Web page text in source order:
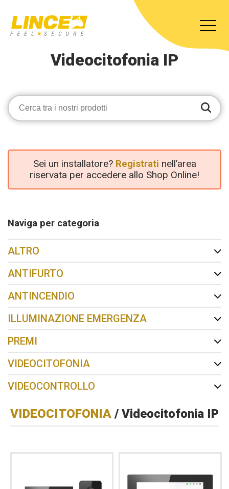
Videocitofonia IP
Sei un installatore? Registrati nell’area
riservata per accedere allo Shop Online!
Naviga per categoria
ALTRO
ANTIFURTO
ANTINCENDIO
ILLUMINAZIONE EMERGENZA
PREMI
VIDEOCITOFONIA
VIDEOCONTROLLO
VIDEOCITOFONIA / Videocitofonia IP